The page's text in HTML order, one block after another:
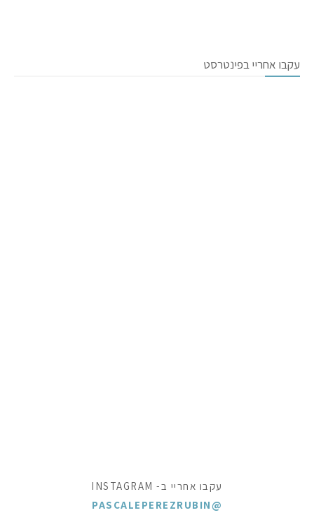
עקבו אחריי בפינטרסט
עקבו אחריי ב- INSTAGRAM
@PASCALEPEREZRUBIN